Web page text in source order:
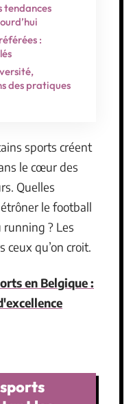
tendances
:
des pratiques
sports créent
le cœur des
Quelles
le football
? Les
qu’on croit.
en Belgique :